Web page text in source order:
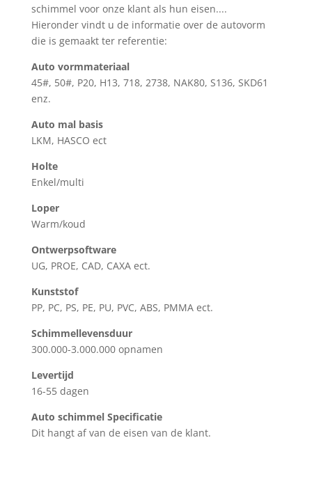
schimmel voor onze klant als hun eisen....
Hieronder vindt u de informatie over de autovorm
die is gemaakt ter referentie:
Auto vormmateriaal
45#, 50#, P20, H13, 718, 2738, NAK80, S136, SKD61
enz.
Auto mal basis
LKM, HASCO ect
Holte
Enkel/multi
Loper
Warm/koud
Ontwerpsoftware
UG, PROE, CAD, CAXA ect.
Kunststof
PP, PC, PS, PE, PU, PVC, ABS, PMMA ect.
Schimmellevensduur
300.000-3.000.000 opnamen
Levertijd
16-55 dagen
Auto schimmel Specificatie
Dit hangt af van de eisen van de klant.